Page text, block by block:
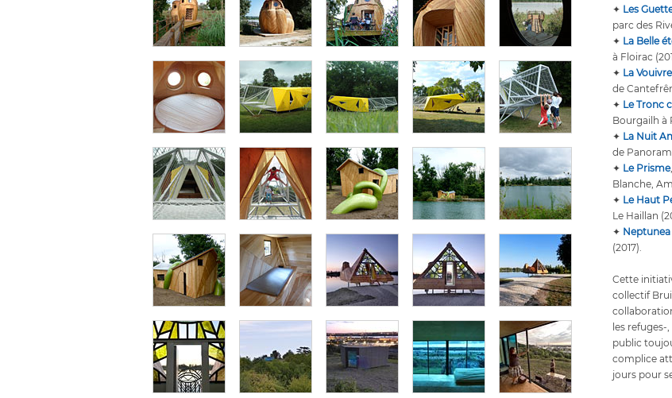
✦ Les
parc des
✦ La Belle
à Floirac
✦ La Vouivre
de
✦ Le Tronc
Bourgailh à
✦ La Nuit
de
✦ Le Prisme
Blanche,
✦ Le Haut
Le Haillan
✦ Neptunea
(2017).
Cette
collectif
les refuges-,
public
complice
jours pour